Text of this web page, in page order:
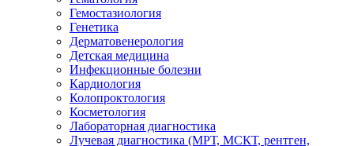
Гемостазиология
Генетика
Дерматовенерология
Детская медицина
Инфекционные болезни
Кардиология
Колопроктология
Косметология
Лабораторная диагностика
Лучевая диагностика (МРТ, МСКТ, рентген,